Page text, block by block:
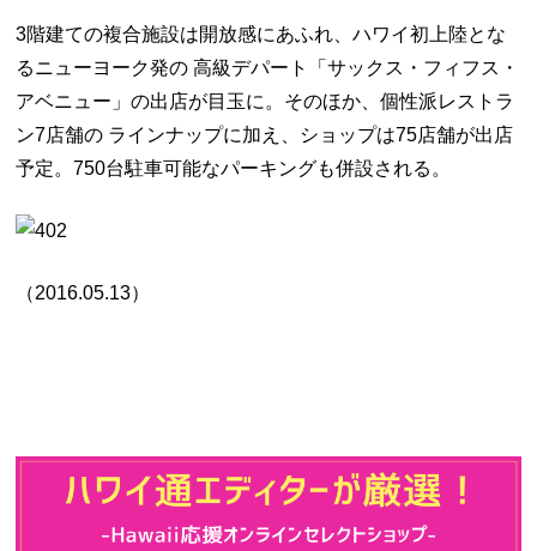
3階建ての複合施設は開放感にあふれ、ハワイ初上陸とな
るニューヨーク発の 高級デパート「サックス・フィフス・
アベニュー」の出店が目玉に。そのほか、個性派レストラ
ン7店舗の ラインナップに加え、ショップは75店舗が出店
予定。750台駐車可能なパーキングも併設される。
（2016.05.13）